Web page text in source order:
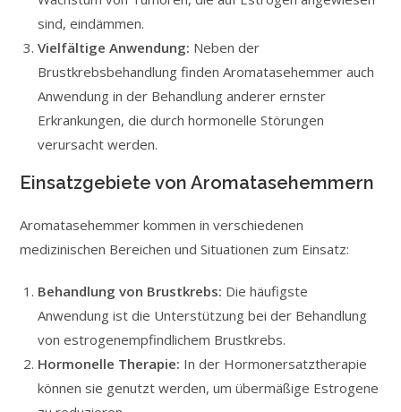
sind, eindämmen.
Vielfältige Anwendung: Neben der
Brustkrebsbehandlung finden Aromatasehemmer auch
Anwendung in der Behandlung anderer ernster
Erkrankungen, die durch hormonelle Störungen
verursacht werden.
Einsatzgebiete von Aromatasehemmern
Aromatasehemmer kommen in verschiedenen
medizinischen Bereichen und Situationen zum Einsatz:
Behandlung von Brustkrebs: Die häufigste
Anwendung ist die Unterstützung bei der Behandlung
von estrogenempfindlichem Brustkrebs.
Hormonelle Therapie: In der Hormonersatztherapie
können sie genutzt werden, um übermäßige Estrogene